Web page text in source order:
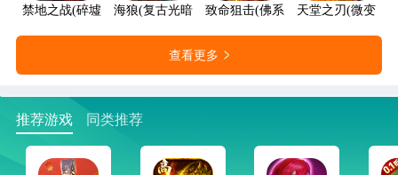
禁地之战(碎墟诸天沉默)海狼(复古光暗福利版)致命狙击(佛系打金养老传奇)
天堂之刃(微变攻
查看更多
推荐游戏 同类推荐